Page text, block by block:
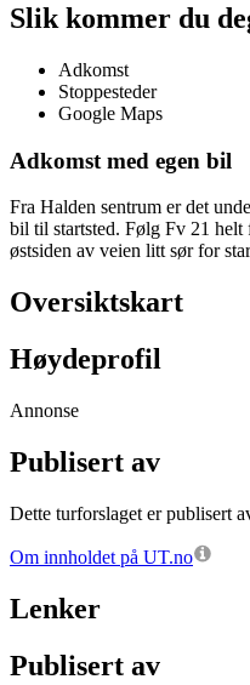
Slik kommer du
Adkomst
Stoppesteder
Google Maps
Adkomst med egen bil
Fra Halden sentrum er det
bil til startsted. Følg Fv 21 helt
østsiden av veien litt sør for
Oversiktskart
Høydeprofil
Annonse
Publisert av
Dette turforslaget er publisert
Om innholdet på UT.no
Lenker
Publisert av